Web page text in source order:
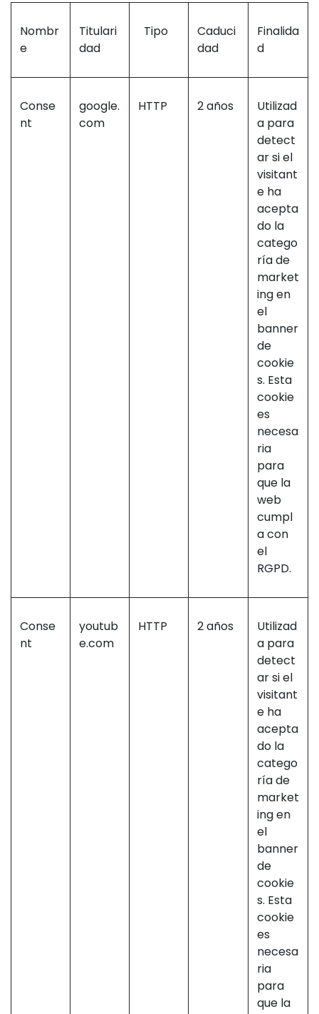
Nombr
e
Titulari
dad
Tipo
Caduci
dad
Finalida
d
Conse
nt
google.
com
HTTP 2 años
Utilizad
a para
detect
ar si el
visitant
e ha
acepta
do la
catego
ría de
market
ing en
el
banner
de
cookie
s. Esta
cookie
es
necesa
ria
para
que la
web
cumpl
a con
el
RGPD.
Conse
nt
youtub
e.com
HTTP 2 años
Utilizad
a para
detect
ar si el
visitant
e ha
acepta
do la
catego
ría de
market
ing en
el
banner
de
cookie
s. Esta
cookie
es
necesa
ria
para
que la